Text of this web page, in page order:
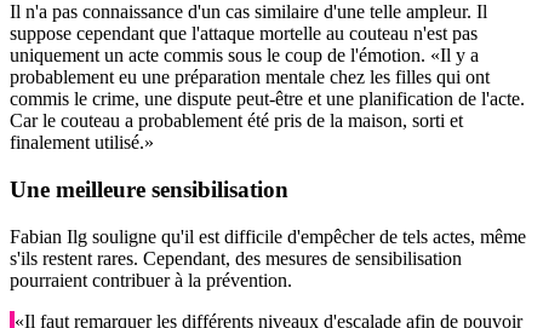
Il n'a pas connaissance d'un cas similaire d'une telle ampleur. Il
suppose cependant que l'attaque mortelle au couteau n'est pas
uniquement un acte commis sous le coup de l'émotion. «Il y a
probablement eu une préparation mentale chez les filles qui ont
commis le crime, une dispute peut-être et une planification de l'acte.
Car le couteau a probablement été pris de la maison, sorti et
finalement utilisé.»
Une meilleure sensibilisation
Fabian Ilg souligne qu'il est difficile d'empêcher de tels actes, même
s'ils restent rares. Cependant, des mesures de sensibilisation
pourraient contribuer à la prévention.
«Il faut remarquer les différents niveaux d'escalade afin de pouvoir